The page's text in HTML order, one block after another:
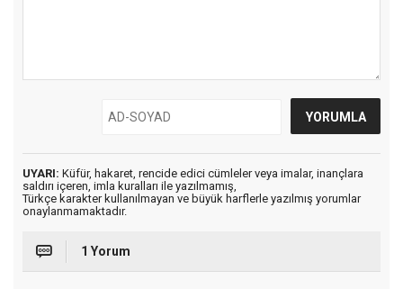
UYARI: Küfür, hakaret, rencide edici cümleler veya imalar, inançlara
saldırı içeren, imla kuralları ile yazılmamış,
Türkçe karakter kullanılmayan ve büyük harflerle yazılmış yorumlar
onaylanmamaktadır.
1 Yorum